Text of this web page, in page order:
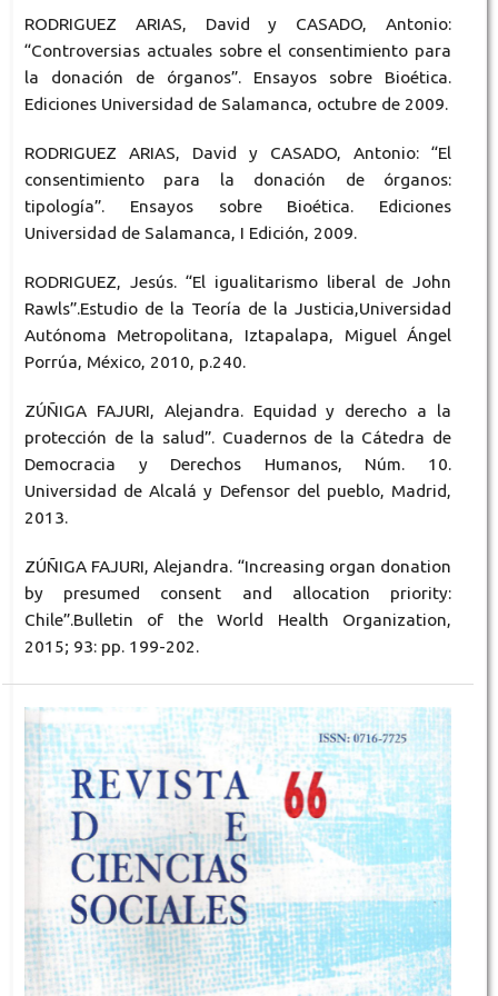
RODRIGUEZ ARIAS, David y CASADO, Antonio:
“Controversias actuales sobre el consentimiento para
la donación de órganos”. Ensayos sobre Bioética.
Ediciones Universidad de Salamanca, octubre de 2009.
RODRIGUEZ ARIAS, David y CASADO, Antonio: “El
consentimiento para la donación de órganos:
tipología”. Ensayos sobre Bioética. Ediciones
Universidad de Salamanca, I Edición, 2009.
RODRIGUEZ, Jesús. “El igualitarismo liberal de John
Rawls”.Estudio de la Teoría de la Justicia,Universidad
Autónoma Metropolitana, Iztapalapa, Miguel Ángel
Porrúa, México, 2010, p.240.
ZÚÑIGA FAJURI, Alejandra. Equidad y derecho a la
protección de la salud”. Cuadernos de la Cátedra de
Democracia y Derechos Humanos, Núm. 10.
Universidad de Alcalá y Defensor del pueblo, Madrid,
2013.
ZÚÑIGA FAJURI, Alejandra. “Increasing organ donation
by presumed consent and allocation priority:
Chile”.Bulletin of the World Health Organization,
2015; 93: pp. 199-202.